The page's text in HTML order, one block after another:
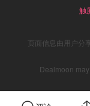
触
页面信息由用户分
Dealmoon